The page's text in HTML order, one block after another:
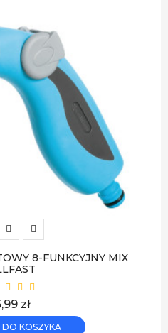
8-FUNKCYJNY MIX
zł
KOSZYKA